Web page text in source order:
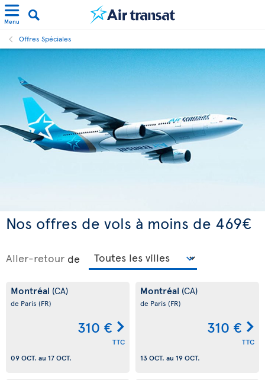
Menu
Offres Spéciales
Nos offres de vols à moins de 469€
Aller-retour de
Montréal (CA)
de Paris (FR)
310 €
TTC
09 OCT. au 17 OCT.
Montréal (CA)
de Paris (FR)
310 €
TTC
13 OCT. au 19 OCT.